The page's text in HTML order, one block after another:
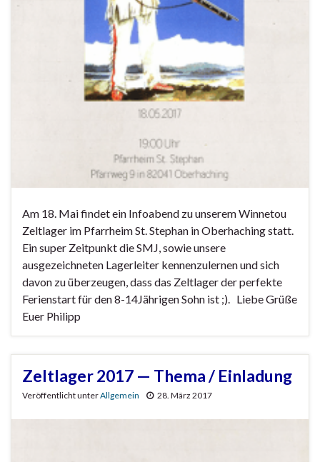
Am 18. Mai findet ein Infoabend zu unserem Winnetou
Zeltlager im Pfarrheim St. Stephan in Oberhaching statt.
Ein super Zeitpunkt die SMJ, sowie unsere
ausgezeichneten Lagerleiter kennenzulernen und sich
davon zu überzeugen, dass das Zeltlager der perfekte
Ferienstart für den 8-14Jährigen Sohn ist ;). Liebe Grüße
Euer Philipp
Zeltlager 2017 — Thema / Einladung
Veröffentlicht unterAllgemein 28. März 2017